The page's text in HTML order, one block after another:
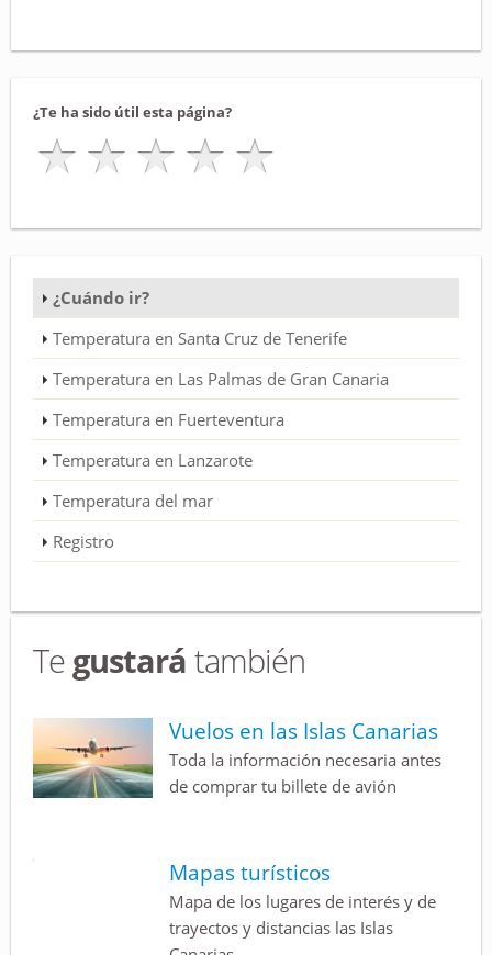
¿Te ha sido útil esta página?
¿Cuándo ir?
Temperatura en Santa Cruz de Tenerife
Temperatura en Las Palmas de Gran Canaria
Temperatura en Fuerteventura
Temperatura en Lanzarote
Temperatura del mar
Registro
Te gustará también
Vuelos en las Islas Canarias
Toda la información necesaria antes
de comprar tu billete de avión
Mapas turísticos
Mapa de los lugares de interés y de
trayectos y distancias las Islas